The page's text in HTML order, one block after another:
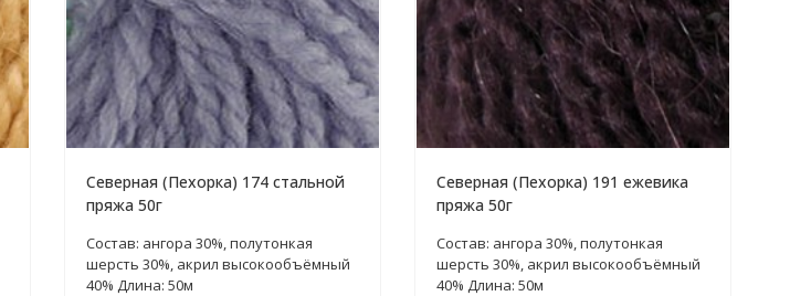
Северная (Пехорка) 174 стальной
пряжа 50г
Состав: ангора 30%, полутонкая
шерсть 30%, акрил высокообъёмный
40% Длина: 50м
Северная (Пехорка) 191 ежевика
пряжа 50г
Состав: ангора 30%, полутонкая
шерсть 30%, акрил высокообъёмный
40% Длина: 50м